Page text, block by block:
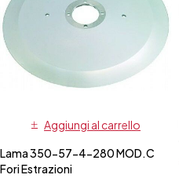
Aggiungi al carrello
Lama 350-57-4-280 MOD.C
Fori Estrazioni